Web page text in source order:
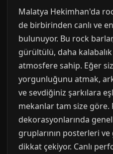
Malatya Hekimhan'da
de birbirinden canlı ve
bulunuyor. Bu rock
gürültülü, daha
atmosfere sahip. Eğer
yorgunluğunu atmak,
ve sevdiğiniz şarkılara
mekanlar tam size göre.
dekorasyonlarında
gruplarının posterleri
dikkat çekiyor. Canlı